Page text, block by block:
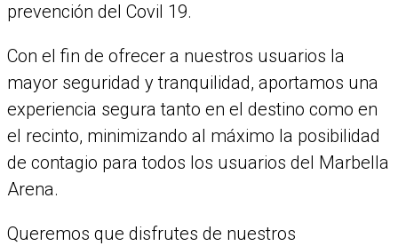
prevención del Covil 19.
Con el fin de ofrecer a nuestros usuarios la
mayor seguridad y tranquilidad, aportamos una
experiencia segura tanto en el destino como en
el recinto, minimizando al máximo la posibilidad
de contagio para todos los usuarios del Marbella
Arena.
Queremos que disfrutes de nuestros